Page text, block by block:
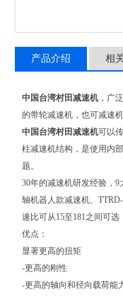
产品介绍 相
中国台湾村田减速机，广
的带轮减速机，也可减速
中国台湾村田减速机可以
柱减速机结构，是使用内
题。
30年的减速机研发经验，
轴机器人款减速机、
速比可从15至181之间可选
优点：
显著更高的扭矩
-更高的刚性
-更高的轴向和径向载荷能